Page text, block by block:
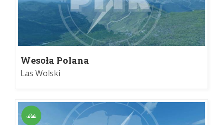
Wesoła Polana
Las Wolski